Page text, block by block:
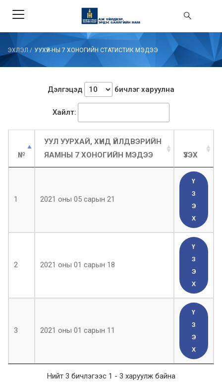
ЭХЛЭЛ / УУХҮЯ-НЫ 7 ХОНОГИЙН СТАТИСТИК МЭДЭЭ
Дэлгэцэд бичлэг харуулна
Хайлт:
№
УУЛ УУРХАЙ, ХҮНД ҮЙЛДВЭРИЙН
ЯАМНЫ 7 ХОНОГИЙН МЭДЭЭ
ҮЗЭХ
1 2021 оны 05 сарын 21
Ү
З
Э
Х
2 2021 оны 01 сарын 18
Ү
З
Э
Х
3 2021 оны 01 сарын 11
Ү
З
Э
Х
Нийт 3 бичлэгээс 1 - 3 харуулж байна